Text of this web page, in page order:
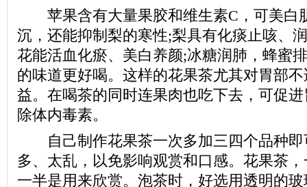
苹果含有大量果胶和维生素C，可美白
沉，还能抑制梨的寒性;梨具有化痰止咳、
花能活血化瘀、美白养颜;冰糖润肺，蜂蜜
的味道更好喝。这样的花果茶尤其对胃部
益。在喝茶的同时连果肉也吃下去，可促
除体内毒素。
自己制作花果茶一次多加三四个品种即
多、太乱，以免影响观赏和口感。花果茶
一半是用来欣赏。泡茶时，好选用透明的